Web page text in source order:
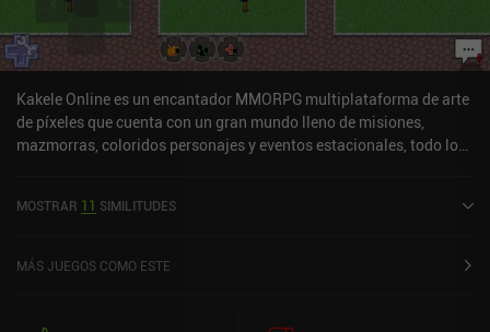
Kakele Online es un encantador MMORPG multiplataforma de arte
de píxeles que cuenta con un gran mundo lleno de misiones,
mazmorras, coloridos personajes y eventos estacionales, todo lo
mago, guerrero, cazador o alquimista, cada una de las cuales
independientemente del tipo de servidor que elijamos, hay
inicio es bastante exhaustivo, pero sin pasarse. Así pues, es
MOSTRAR 11 SIMILITUDES
MÁS JUEGOS COMO ESTE